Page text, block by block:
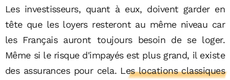
Les investisseurs, quant à eux, doivent garder en
tête que les loyers resteront au même niveau car
les Français auront toujours besoin de se loger.
Même si le risque d'impayés est plus grand, il existe
des assurances pour cela. Les locations classiques